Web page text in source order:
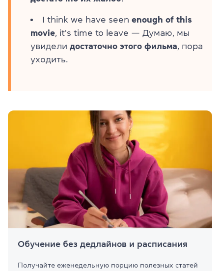
I think we have seen enough of this
movie , it's time to leave — Думаю, мы
увидели достаточно этого фильма , пора
уходить.
Обучение без дедлайнов и расписания
Получайте еженедельную порцию полезных статей